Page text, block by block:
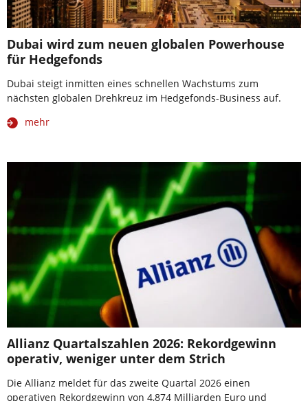
Dubai wird zum neuen globalen Powerhouse
für Hedgefonds
Dubai steigt inmitten eines schnellen Wachstums zum
nächsten globalen Drehkreuz im Hedgefonds-Business auf.
mehr
Allianz Quartalszahlen 2026: Rekordgewinn
operativ, weniger unter dem Strich
Die Allianz meldet für das zweite Quartal 2026 einen
operativen Rekordgewinn von 4,874 Milliarden Euro und